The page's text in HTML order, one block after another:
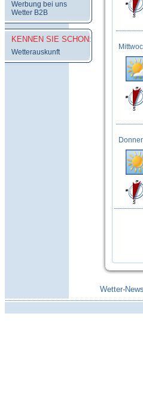
Werbung bei uns
Wetter B2B
KENNEN SIE SCHON:
Wetterauskunft
Wetter-